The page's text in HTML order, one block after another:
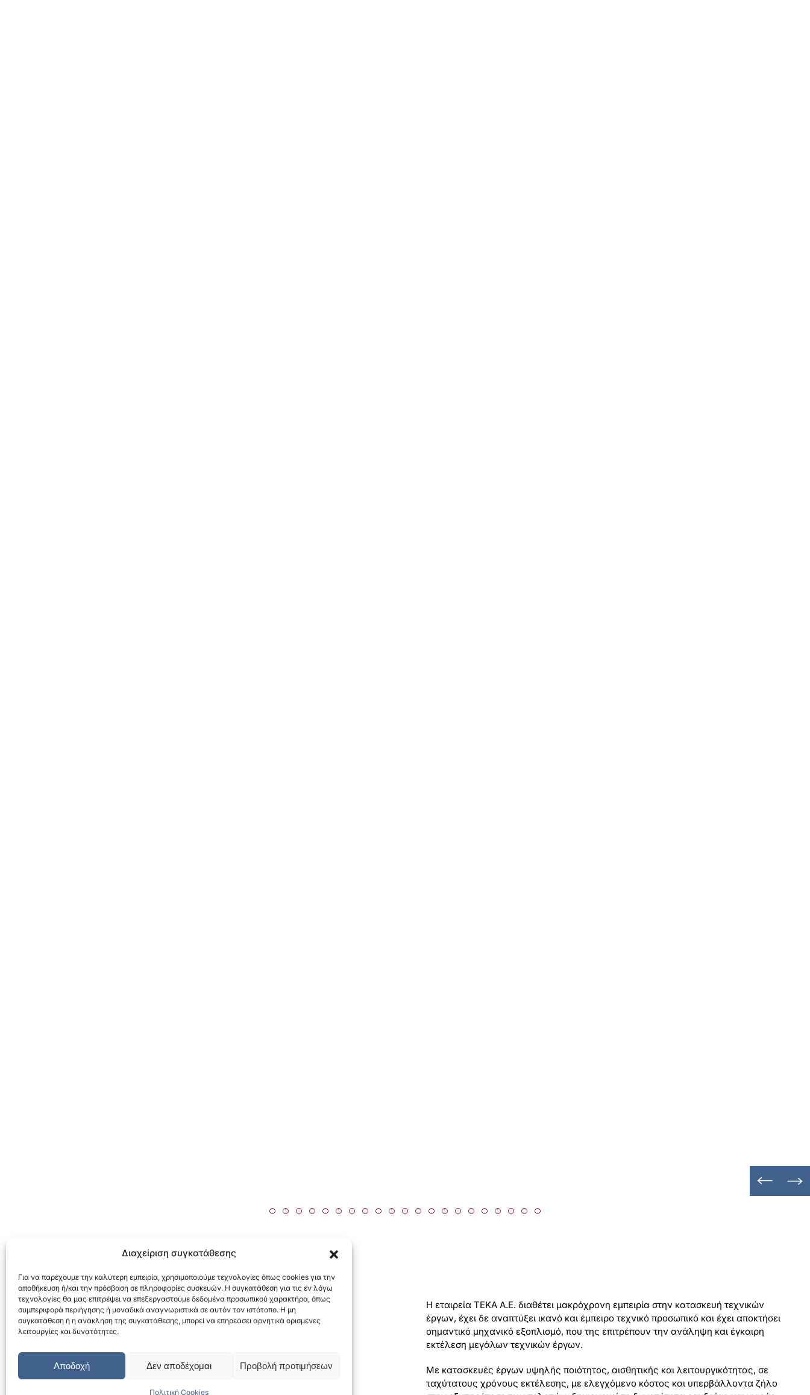
Διαχείριση συγκατάθεσης
Για να παρέχουμε την καλύτερη εμπειρία, χρησιμοποιούμε τεχνολογίες όπως cookies για την
αποθήκευση ή/και την πρόσβαση σε πληροφορίες συσκευών. Η συγκατάθεση για τις εν λόγω
τεχνολογίες θα μας επιτρέψει να επεξεργαστούμε δεδομένα προσωπικού χαρακτήρα, όπως
συμπεριφορά περιήγησης ή μοναδικά αναγνωριστικά σε αυτόν τον ιστότοπο. Η μη
συγκατάθεση ή η ανάκληση της συγκατάθεσης, μπορεί να επηρεάσει αρνητικά ορισμένες
λειτουργίες και δυνατότητες.
Αποδοχή Δεν αποδέχομαι Προβολή προτιμήσεων
Πολιτική Cookies
ΤΕΚΑ Α.Ε. ΤΕΧΝΙΚΗ ΕΤΑΙΡΕΙΑ
Σχολή Ικάρων
Στάδιο Νέας Ιωνίας
Ανάπλαση Δήμου Δάφνης – Υμηττού
Κλειστό Γυμναστήριο Ε.Μ.Π.
Κολυμβητήριο Δεκέλειας
Τ.Ε.Ε. Σταυρούπολης
Κλειστό Γυμναστήριο Καρύστου
Αεροδρόμιο Καλύμνου
Τ.Ε.Ε. Αγίου Δημητρίου
Κλειστό Γυμναστήριο Κορωπίου
Λιμνοδεξαμενή Εγγαρών Νάξου
Οδικός Άξονας Π.Α.Θ.Ε.
Γέφυρα Ματσουκίου
Παλαιότερα έργα (Οδοποιίες)
Παλαιότερα έργα (Υδραυλικά)
Τετραώροφες οικοδομές Χαλάνδρι Αττικής
Πολυκατοικία, Χαλάνδρι Αττικής
Συγκρότημα κατοικιών Χαλάνδρι Αττικής
Συγκρότημα κατοικιών Κηφισιά
Συγκρότημα κατοικιών Μελίσσια Αττικής
ΤΕΚΑ Α.Ε.
ΤΕΧΝΙΚΗ ΕΤΑΙΡΕΙΑ
Η εταιρεία ΤΕΚΑ Α.Ε. διαθέτει μακρόχρονη εμπειρία στην κατασκευή τεχνικών
έργων, έχει δε αναπτύξει ικανό και έμπειρο τεχνικό προσωπικό και έχει αποκτήσει
σημαντικό μηχανικό εξοπλισμό, που της επιτρέπουν την ανάληψη και έγκαιρη
εκτέλεση μεγάλων τεχνικών έργων.
Με κατασκευές έργων υψηλής ποιότητος, αισθητικής και λειτουργικότητας, σε
ταχύτατους χρόνους εκτέλεσης, με ελεγχόμενο κόστος και υπερβάλλοντα ζήλο